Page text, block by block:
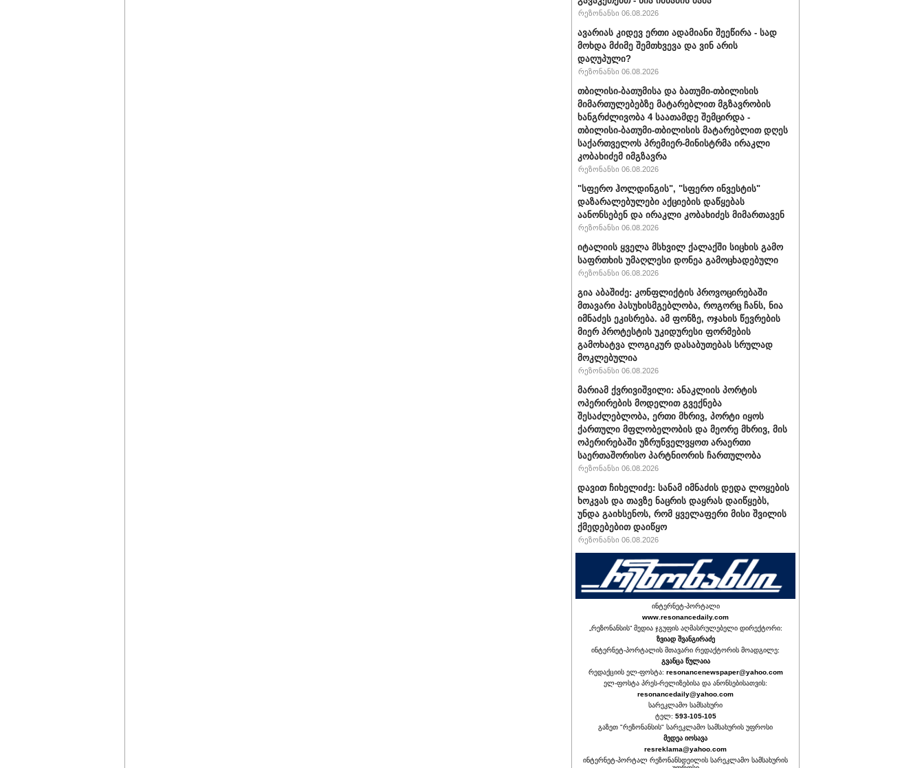
რეზონანსი 06.08.2026
ავარიას კიდევ ერთი ადამიანი შეეწირა - სად
მოხდა მძიმე შემთხვევა და ვინ არის
დაღუპული?
რეზონანსი 06.08.2026
თბილისი-ბათუმისა და ბათუმი-თბილისის
მიმართულებებზე მატარებლით მგზავრობის
ხანგრძლივობა 4 საათამდე შემცირდა -
თბილისი-ბათუმი-თბილისის მატარებლით დღეს
საქართველოს პრემიერ-მინისტრმა ირაკლი
კობახიძემ იმგზავრა
რეზონანსი 06.08.2026
"სფერო ჰოლდინგის", "სფერო ინვესტის"
დაზარალებულები აქციების დაწყებას
აანონსებენ და ირაკლი კობახიძეს მიმართავენ
რეზონანსი 06.08.2026
იტალიის ყველა მსხვილ ქალაქში სიცხის გამო
საფრთხის უმაღლესი დონეა გამოცხადებული
რეზონანსი 06.08.2026
გია აბაშიძე: კონფლიქტის პროვოცირებაში
მთავარი პასუხისმგებლობა, როგორც ჩანს, ნია
იმნაძეს ეკისრება. ამ ფონზე, ოჯახის წევრების
მიერ პროტესტის უკიდურესი ფორმების
გამოხატვა ლოგიკურ დასაბუთებას სრულად
მოკლებულია
რეზონანსი 06.08.2026
მარიამ ქვრივიშვილი: ანაკლიის პორტის
ოპერირების მოდელით გვექნება
შესაძლებლობა, ერთი მხრივ, პორტი იყოს
ქართული მფლობელობის და მეორე მხრივ, მის
ოპერირებაში უზრუნველვყოთ არაერთი
საერთაშორისო პარტნიორის ჩართულობა
რეზონანსი 06.08.2026
დავით ჩიხელიძე: სანამ იმნაძის დედა ლოყების
ხოკვას და თავზე ნაცრის დაყრას დაიწყებს,
უნდა გაიხსენოს, რომ ყველაფერი მისი შვილის
ქმედებებით დაიწყო
რეზონანსი 06.08.2026
ინტერნეტ-პორტალი
www.resonancedaily.com
„რეზონანსის“ მედია ჯგუფის აღმასრულებელი დირექტორი:
ზვიად შვანგირაძე
ინტერნეტ-პორტალის მთავარი რედაქტორის მოადგილე:
გვანცა წულაია
რედაქციის ელ-ფოსტა: resonancenewspaper@yahoo.com
ელ-ფოსტა პრეს-რელიზებისა და ანონსებისათვის:
resonancedaily@yahoo.com
სარეკლამო სამსახური
ტელ: 593-105-105
გაზეთ "რეზონანსის" სარეკლამო სამსახურის უფროსი
მედეა იოსავა
resreklama@yahoo.com
ინტერნეტ-პორტალ რეზონანსდეილის სარეკლამო სამსახურის